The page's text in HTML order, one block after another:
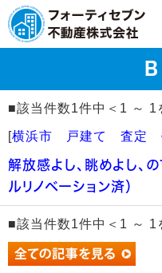
■該当件数1件中＜1 ～
[横浜市 戸建て 査定
解放感よし、眺めよし、
ルリノベーション済）
■該当件数1件中＜1 ～